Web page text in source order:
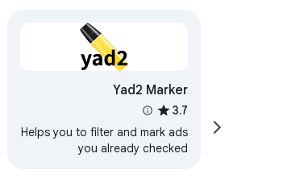
Yad2 Marker
3.7
Helps you to filter and mark ads
you already checked